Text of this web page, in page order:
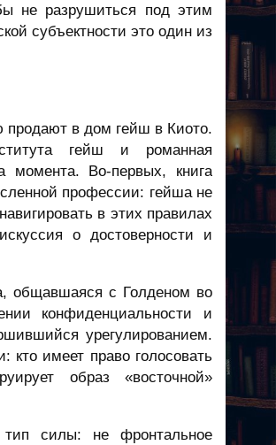
не разрушиться под этим
субъектности это один из
продают в дом гейш в Киото.
гейш и романная
момента. Во-первых, книга
профессии: гейша не
в этих правилах
о достоверности и
общавшаяся с Голденом во
конфиденциальности и
урегулированием.
кто имеет право голосовать
образ «восточной»
силы: не фронтальное